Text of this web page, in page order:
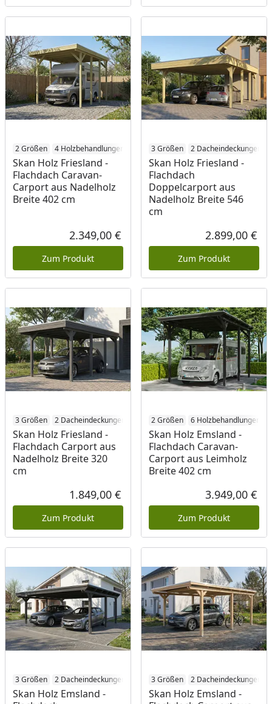
2 Größen 4 Holzbehandlungen
Skan Holz Friesland -
Flachdach Caravan-
Carport aus Nadelholz
Breite 402 cm
Aktueller Preis
2.349,00 €
Zum Produkt
3 Größen 2 Dacheindeckungen
Skan Holz Friesland -
Flachdach
Doppelcarport aus
Nadelholz Breite 546
cm
2.899,00 €
Zum Produkt
3 Größen 2 Dacheindeckungen 4 Holzbehandlungen
Skan Holz Friesland -
Flachdach Carport aus
Nadelholz Breite 320
cm
Aktueller Preis
1.849,00 €
Zum Produkt
2 Größen 6 Holzbehandlungen
Skan Holz Emsland -
Flachdach Caravan-
Carport aus Leimholz
Breite 402 cm
3.949,00 €
Zum Produkt
3 Größen 2 Dacheindeckungen 6 Holzbehandlungen
Skan Holz Emsland -
3 Größen 2 Dacheindeckungen
Skan Holz Emsland -